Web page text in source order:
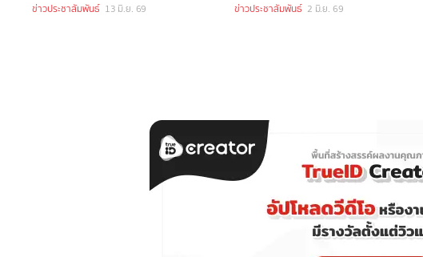
ข่าวประชาสัมพันธ์ 13 มิ.ย. 69 ข่าวประชาสัมพันธ์ 2 มิ.ย. 69